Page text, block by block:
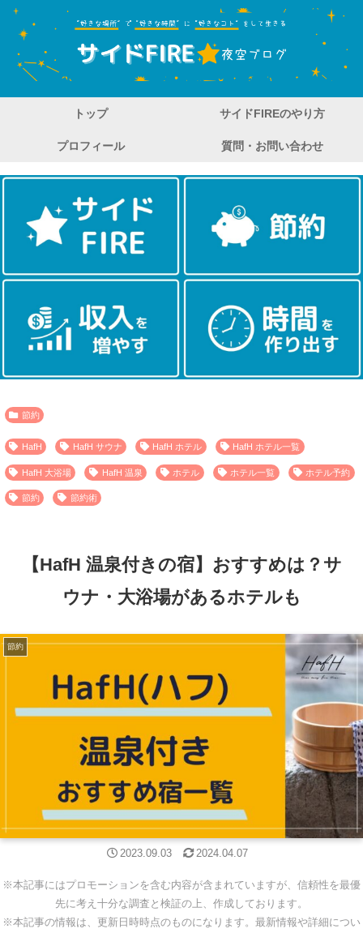
トップ サイドFIREのやり方
プロフィール 質問・お問い合わせ
節約
HafH HafH サウナ HafH ホテル HafH ホテル一覧
HafH 大浴場 HafH 温泉 ホテル ホテル一覧 ホテル予約
節約 節約術
【HafH 温泉付きの宿】おすすめは？サ
ウナ・大浴場があるホテルも
節約
2024.04.07
2023.09.03
※本記事にはプロモーションを含む内容が含まれていますが、信頼性を最優
先に考え十分な調査と検証の上、作成しております。
※本記事の情報は、更新日時時点のものになります。最新情報や詳細につい